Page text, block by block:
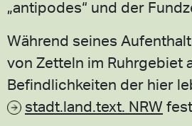
„antipodes“ und der
Während seines
von Zetteln im Ruhrgebiet
Befindlichkeiten der hier
stadt.land.text. NRW